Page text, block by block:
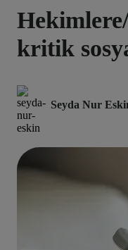
kritik
Seyda Nur